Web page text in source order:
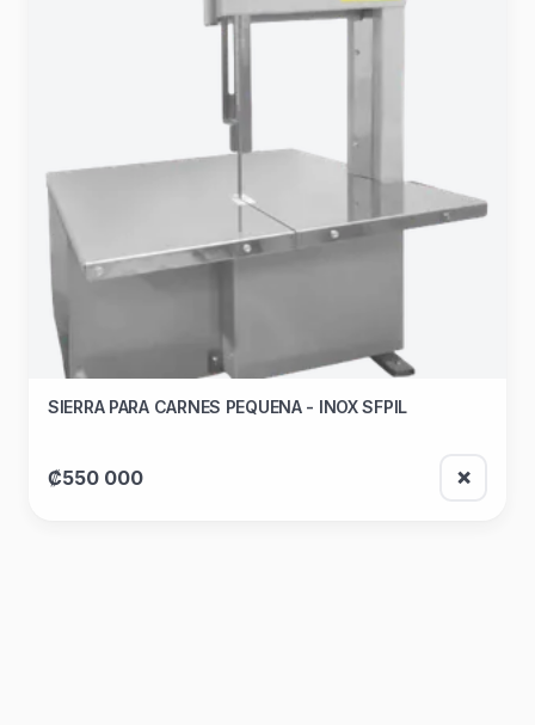
SIERRA PARA CARNES PEQUENA - INOX SFPIL
₡550 000 ❌